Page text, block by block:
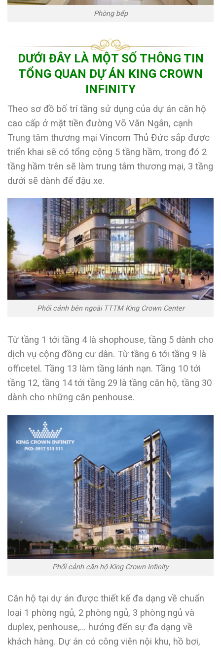
Phòng bếp
DƯỚI ĐÂY LÀ MỘT SỐ THÔNG TIN
TỔNG QUAN DỰ ÁN KING CROWN
INFINITY
Theo sơ đồ bố trí tầng sử dụng của dự án căn hộ
cao cấp ở mặt tiền đường Võ Văn Ngân, cạnh
Trung tâm thương mại Vincom Thủ Đức sắp được
triển khai sẽ có tổng cộng 5 tầng hầm, trong đó 2
tầng hầm trên sẽ làm trung tâm thương mại, 3 tầng
dưới sẽ dành để đậu xe.
Phối cảnh bên ngoài TTTM King Crown Center
Từ tầng 1 tới tầng 4 là shophouse, tầng 5 dành cho
dịch vụ cộng đồng cư dân. Từ tầng 6 tới tầng 9 là
officetel. Tầng 13 làm tầng lánh nạn. Tầng 10 tới
tầng 12, tầng 14 tới tầng 29 là tầng căn hộ, tầng 30
dành cho những căn penhouse.
Phối cảnh căn hộ King Crown Infinity
Căn hộ tại dự án được thiết kế đa dạng về chuẩn
loại 1 phòng ngủ, 2 phòng ngủ, 3 phòng ngủ và
duplex, penhouse,… hướng đến sự đa dạng về
khách hàng. Dự án có công viên nội khu, hồ bơi,